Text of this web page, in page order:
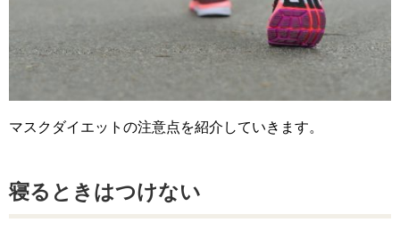
マスクダイエットの注意点を紹介していきます。
寝るときはつけない